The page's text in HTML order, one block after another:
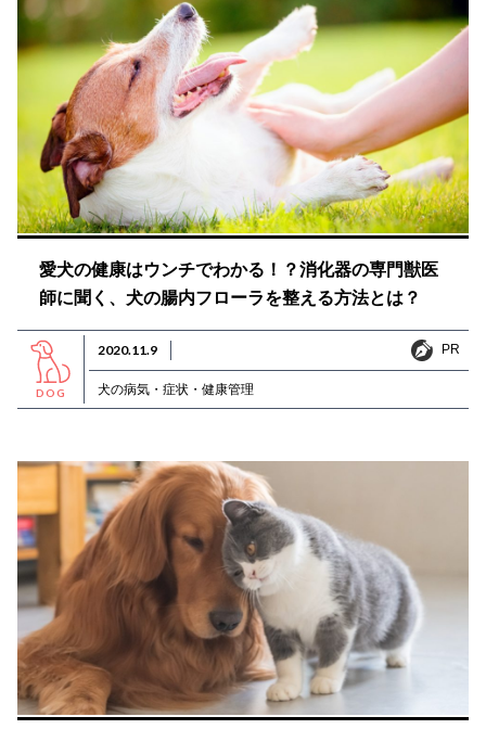
愛犬の健康はウンチでわかる！？消化器の専門獣医
師に聞く、犬の腸内フローラを整える方法とは？
DOG
2020.11.9 PR
PR
犬の病気・症状・健康管理